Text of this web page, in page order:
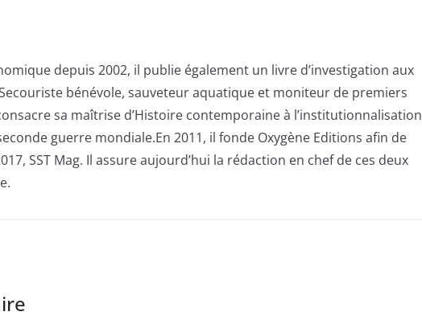
depuis 2002, il publie également un livre d’investigation aux
bénévole, sauveteur aquatique et moniteur de premiers
sa maîtrise d’Histoire contemporaine à l’institutionnalisation
guerre mondiale.En 2011, il fonde Oxygène Editions afin de
SST Mag. Il assure aujourd’hui la rédaction en chef de ces deux